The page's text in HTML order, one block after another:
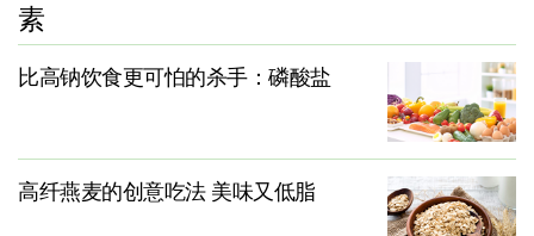
素
比高钠饮食更可怕的杀手：磷酸盐
高纤燕麦的创意吃法 美味又低脂